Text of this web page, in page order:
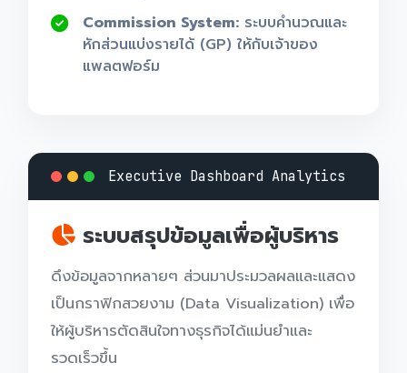
Commission System: ระบบคำนวณและ
หักส่วนแบ่งรายได้ (GP) ให้กับเจ้าของ
แพลตฟอร์ม
Executive Dashboard Analytics
ระบบสรุปข้อมูลเพื่อผู้บริหาร
ดึงข้อมูลจากหลายๆ ส่วนมาประมวลผลและแสดง
เป็นกราฟิกสวยงาม (Data Visualization) เพื่อ
ให้ผู้บริหารตัดสินใจทางธุรกิจได้แม่นยำและ
รวดเร็วขึ้น